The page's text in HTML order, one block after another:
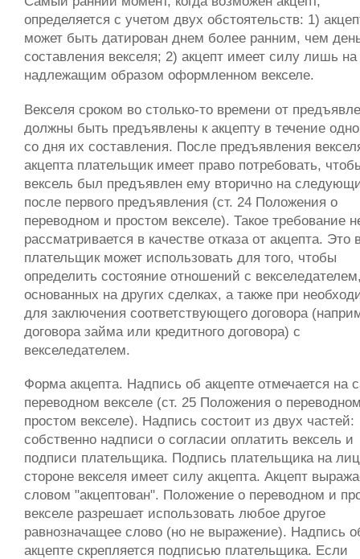
определяется с учетом двух обстоятельств: 1)
может быть датирован днем более ранним, чем
составления векселя; 2) акцепт имеет силу лишь на
надлежащим образом оформленном векселе.
Векселя сроком во столько-то времени от
должны быть предъявлены к акцепту в течение
со дня их составления. После предъявления
акцепта плательщик имеет право потребовать,
вексель был предъявлен ему вторично на
после первого предъявления (ст. 24 Положения о
переводном и простом векселе). Такое требование
рассматривается в качестве отказа от акцепта. Это
плательщик может использовать для того, чтобы
определить состояние отношений с
основанных на других сделках, а также при
для заключения соответствующего договора
договора займа или кредитного договора) с
векселедателем.
Форма акцепта. Надпись об акцепте отмечается на
переводном векселе (ст. 25 Положения о
простом векселе). Надпись состоит из двух частей:
собственно надписи о согласии оплатить вексель и
подписи плательщика. Подпись плательщика на
стороне векселя имеет силу акцепта. Акцепт
словом "акцептован". Положение о переводном и
векселе разрешает использовать любое другое
равнозначащее слово (но не выражение). Надпись
акцепте скрепляется подписью плательщика. Если